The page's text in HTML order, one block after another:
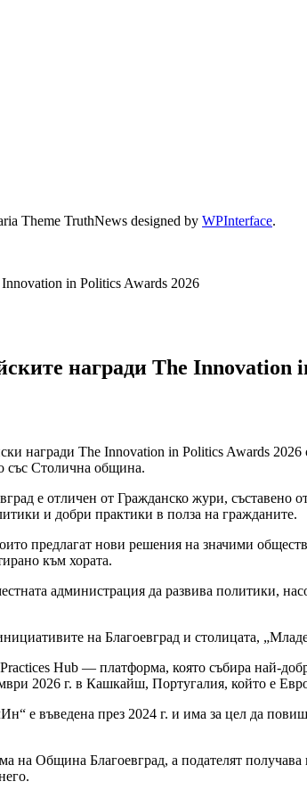
Theme TruthNews designed by WPInterface.
in Politics Awards 2026
награди The Innovation
награди The Innovation in Politics Awards
със Столична община.
е отличен от Гражданско жури, съставено
и добри практики в полза на гражданите.
предлагат нови решения на значими
към хората.
администрация да развива политики,
на Благоевград и столицата,
Hub — платформа, която събира най-
2026 г. в Кашкайш, Португалия, който е
е въведена през 2024 г. и има за цел да
на Община Благоевград, а подателят